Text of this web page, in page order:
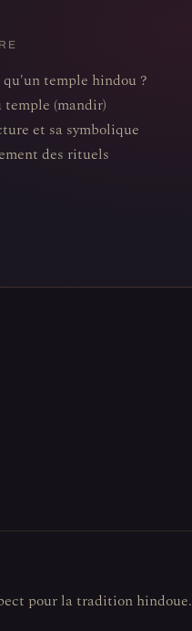
temple hindou ?
(mandir)
et sa symbolique
des rituels
pour la tradition hindoue.